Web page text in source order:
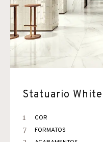
Statuario White
1 COR
7 FORMATOS